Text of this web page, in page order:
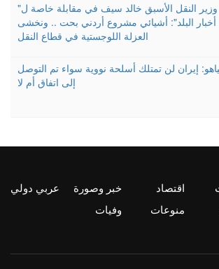
وزير النقل الأسبق خالد سيف في مقابلة خاصة ل"
أخبار البلد": أشيائي مشروع أردني بحت .. ونخشى
العزلة اللوجستية في قطاع النقل
إيران لن تمتلك أسلحة نووية سواء تم التوصل
إلى اتفاق أم لا
اقتصاد خبر وصورة
عربي دولي
منوعات وفيات